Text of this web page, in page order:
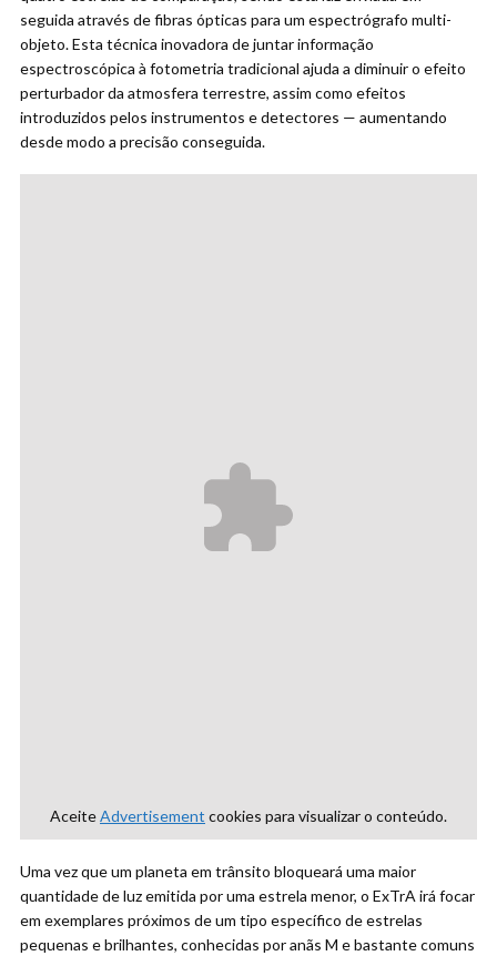
seguida através de fibras ópticas para um espectrógrafo multi-
objeto. Esta técnica inovadora de juntar informação
espectroscópica à fotometria tradicional ajuda a diminuir o efeito
perturbador da atmosfera terrestre, assim como efeitos
introduzidos pelos instrumentos e detectores — aumentando
desde modo a precisão conseguida.
AceiteAdvertisement cookies para visualizar o conteúdo.
Uma vez que um planeta em trânsito bloqueará uma maior
quantidade de luz emitida por uma estrela menor, o ExTrA irá focar
em exemplares próximos de um tipo específico de estrelas
pequenas e brilhantes, conhecidas por anãs M e bastante comuns